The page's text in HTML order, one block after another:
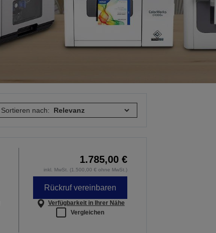
Sortieren nach:
1.785,00 €
inkl. MwSt. (1.500,00 € ohne MwSt.)
Rückruf vereinbaren
Verfügbarkeit in Ihrer Nähe
Vergleichen